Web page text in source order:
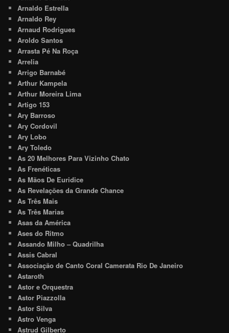
Arnaldo Estrella
Arnaldo Rey
Arnaud Rodrigues
Aroldo Santos
Arrasta Pé Na Roça
Arrelia
Arrigo Barnabé
Arthur Kampela
Arthur Moreira Lima
Artigo 153
Ary Barroso
Ary Cordovil
Ary Lobo
Ary Toledo
As 20 Melhores Para Vizinho Chato
As Frenéticas
As Mãos De Euridice
As Revelações da Grande Chance
As Três Mais
As Três Marias
Asas da América
Ases do Ritmo
Assando Milho – Quadrilha
Assis Cabral
Associação de Canto Coral Camerata Rio De Janeiro
Astaroth
Astor e Orquestra
Astor Piazzolla
Astor Silva
Astro Venga
Astrud Gilberto